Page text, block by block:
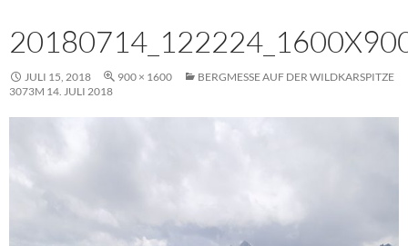
JULI 15, 2018 900 × 1600
BERGMESSE AUF DER WILDKARSPITZE
3073M 14. JULI 2018